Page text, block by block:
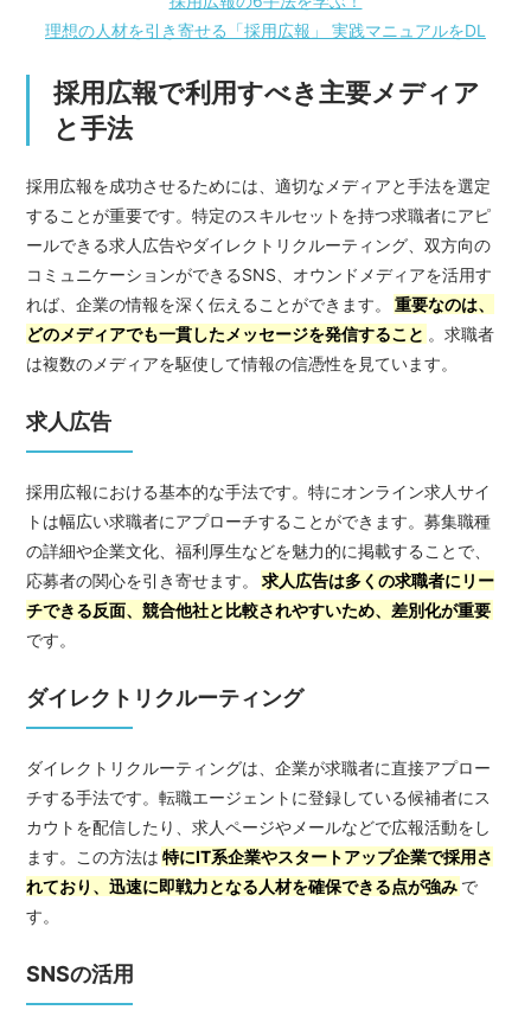
理想の人材を引き寄せる「採用広報」 実践マニュアルをDL
採用広報で利用すべき主要メディア
と手法
採用広報を成功させるためには、適切なメディアと手法を選定
することが重要です。特定のスキルセットを持つ求職者にアピ
ールできる求人広告やダイレクトリクルーティング、双方向の
コミュニケーションができるSNS、オウンドメディアを活用す
れば、企業の情報を深く伝えることができます。
重要なのは、
どのメディアでも一貫したメッセージを発信すること 。求職者
は複数のメディアを駆使して情報の信憑性を見ています。
求人広告
採用広報における基本的な手法です。特にオンライン求人サイ
トは幅広い求職者にアプローチすることができます。募集職種
の詳細や企業文化、福利厚生などを魅力的に掲載することで、
応募者の関心を引き寄せます。
求人広告は多くの求職者にリー
チできる反面、競合他社と比較されやすいため、差別化が重要
です。
ダイレクトリクルーティング
ダイレクトリクルーティングは、企業が求職者に直接アプロー
チする手法です。転職エージェントに登録している候補者にス
カウトを配信したり、求人ページやメールなどで広報活動をし
ます。この方法は 特にIT系企業やスタートアップ企業で採用さ
れており、迅速に即戦力となる人材を確保できる点が強み で
す。
SNSの活用